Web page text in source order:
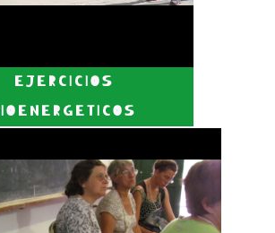
EJERCICIOS
IOENER GETICOS